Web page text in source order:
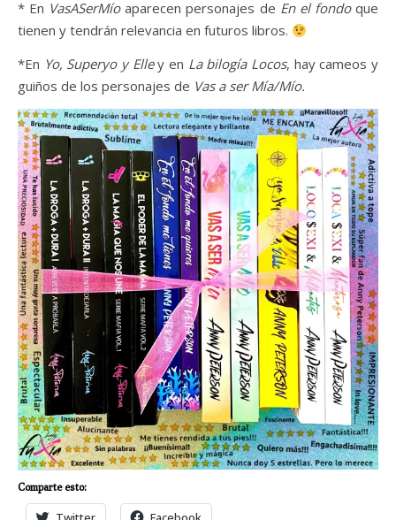
* En VasASerMíoaparecen personajes de En el fondoque
tienen y tendrán relevancia en futuros libros.
*En Yo, Superyo y Elley en La bilogía Locos, hay cameos y
guiños de los personajes de Vas a ser Mía/Mío.
Comparte esto: